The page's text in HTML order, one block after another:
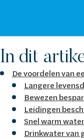
In dit
De voordelen van
Langere
Bewezen
Leidingen
Snel warm water
Drinkwater van